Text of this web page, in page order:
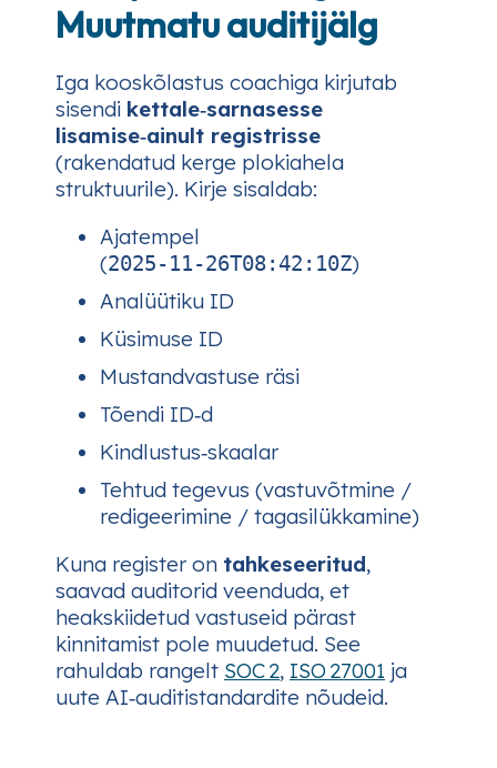
Muutmatu auditijälg
Iga kooskõlastus coachiga kirjutab
sisendi kettale‑sarnasesse
lisamise‑ainult registrisse
(rakendatud kerge plokiahela
struktuurile). Kirje sisaldab:
Ajatempel
(2025‑11‑26T08:42:10Z)
Analüütiku ID
Küsimuse ID
Mustandvastuse räsi
Tõendi ID‑d
Kindlustus‑skaalar
Tehtud tegevus (vastuvõtmine /
redigeerimine / tagasilükkamine)
Kuna register on tahkeseeritud,
saavad auditorid veenduda, et
heakskiidetud vastuseid pärast
kinnitamist pole muudetud. See
rahuldab rangelt SOC 2, ISO 27001 ja
uute AI‑auditistandardite nõudeid.